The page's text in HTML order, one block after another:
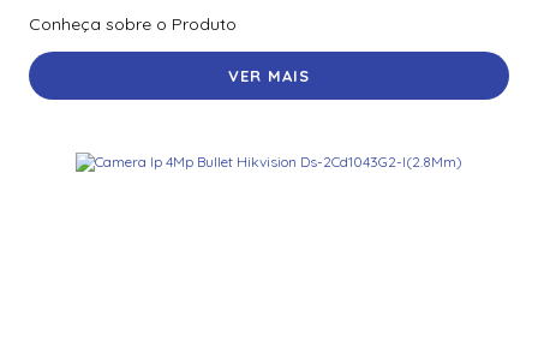
Conheça sobre o Produto
VER MAIS